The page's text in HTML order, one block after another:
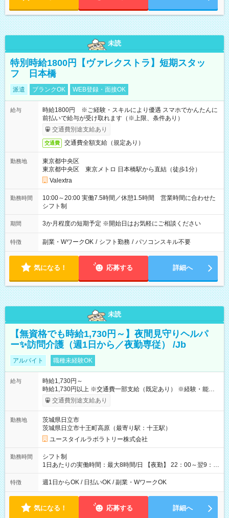
未読
特別時給1800円【ヴァレクストラ】短期スタッ
フ 日本橋
派遣 ブランクOK WEB登録・面接OK
給与
時給1800円 ※ご経験・スキルにより優遇 スマホでかんたんに
前払いで給与が受け取れます（※上限、条件あり）
交通費別途支給あり
交通費 交通費全額支給（規定あり）
勤務地
東京都中央区
東京都中央区 東京メトロ 日本橋駅から直結（徒歩1分）
Valextra
勤務時間
10:00～20:00 実働7.5時間／休憩1.5時間 営業時間に合わせた
シフト制
期間 3か月程度の短期予定 ※開始日はお気軽にご相談ください
特徴 副業・WワークOK / シフト勤務 / パソコンスキル不要
気になる！ 応募する 詳細へ
未読
【無資格でも時給1,730円～】夜間見守りヘルパ
ー✨訪問介護（週1日から／夜勤専従） /Jb
アルバイト 職種未経験OK
給与
時給1,730円～
時給1,730円以上 ※交通費一部支給（既定あり） ※経験・能力を
考慮して決定します 【収入例】 週1回勤務の場合：1,730円×8時
間×4回=5万5,360円 週3回勤務の場合：1,730円×8時間×12回
月 ※ 雇用形態と給与に、本採用時と異なる部分があります。 雇
用形態：本採用時と同じです。 給与：時給 1,510円以上
交通費別途支給あり
勤務地
茨城県日立市
茨城県日立市十王町高原（最寄り駅：十王駅）
ユースタイルラボラトリー株式会社
勤務時間
シフト制
1日あたりの実働時間：最大8時間/日 【夜勤】 22：00～翌9：
00 ※週1日～OK ／ 夜勤専従 ＊＊ 勤務時間例 ＊＊ ■22時か
ら翌7時 ■23時から翌8時 ■24時から翌9時 など ※上記の時間
ます。 ※曜日固定（毎週同じ曜日での勤務となります）
特徴 週1日からOK / 日払いOK / 副業・WワークOK
気になる！ 応募する 詳細へ